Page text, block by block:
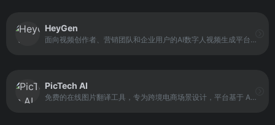
HeyGen
面向视频创作者、营销团队和企业用户的AI数字人视频生成平台。平台通过AI头像技术、语音合成以及视频生成能力，使用户可以通过文本或素材快速创建带有虚拟人物的视频内容。
PicTech AI
免费的在线图片翻译工具，专为跨境电商场景设计，平台基于 AI 图像识别与语言处理技术，支持上传图片后自动识别并翻译图片中的文字，覆盖中文、英语及多国语言转换。